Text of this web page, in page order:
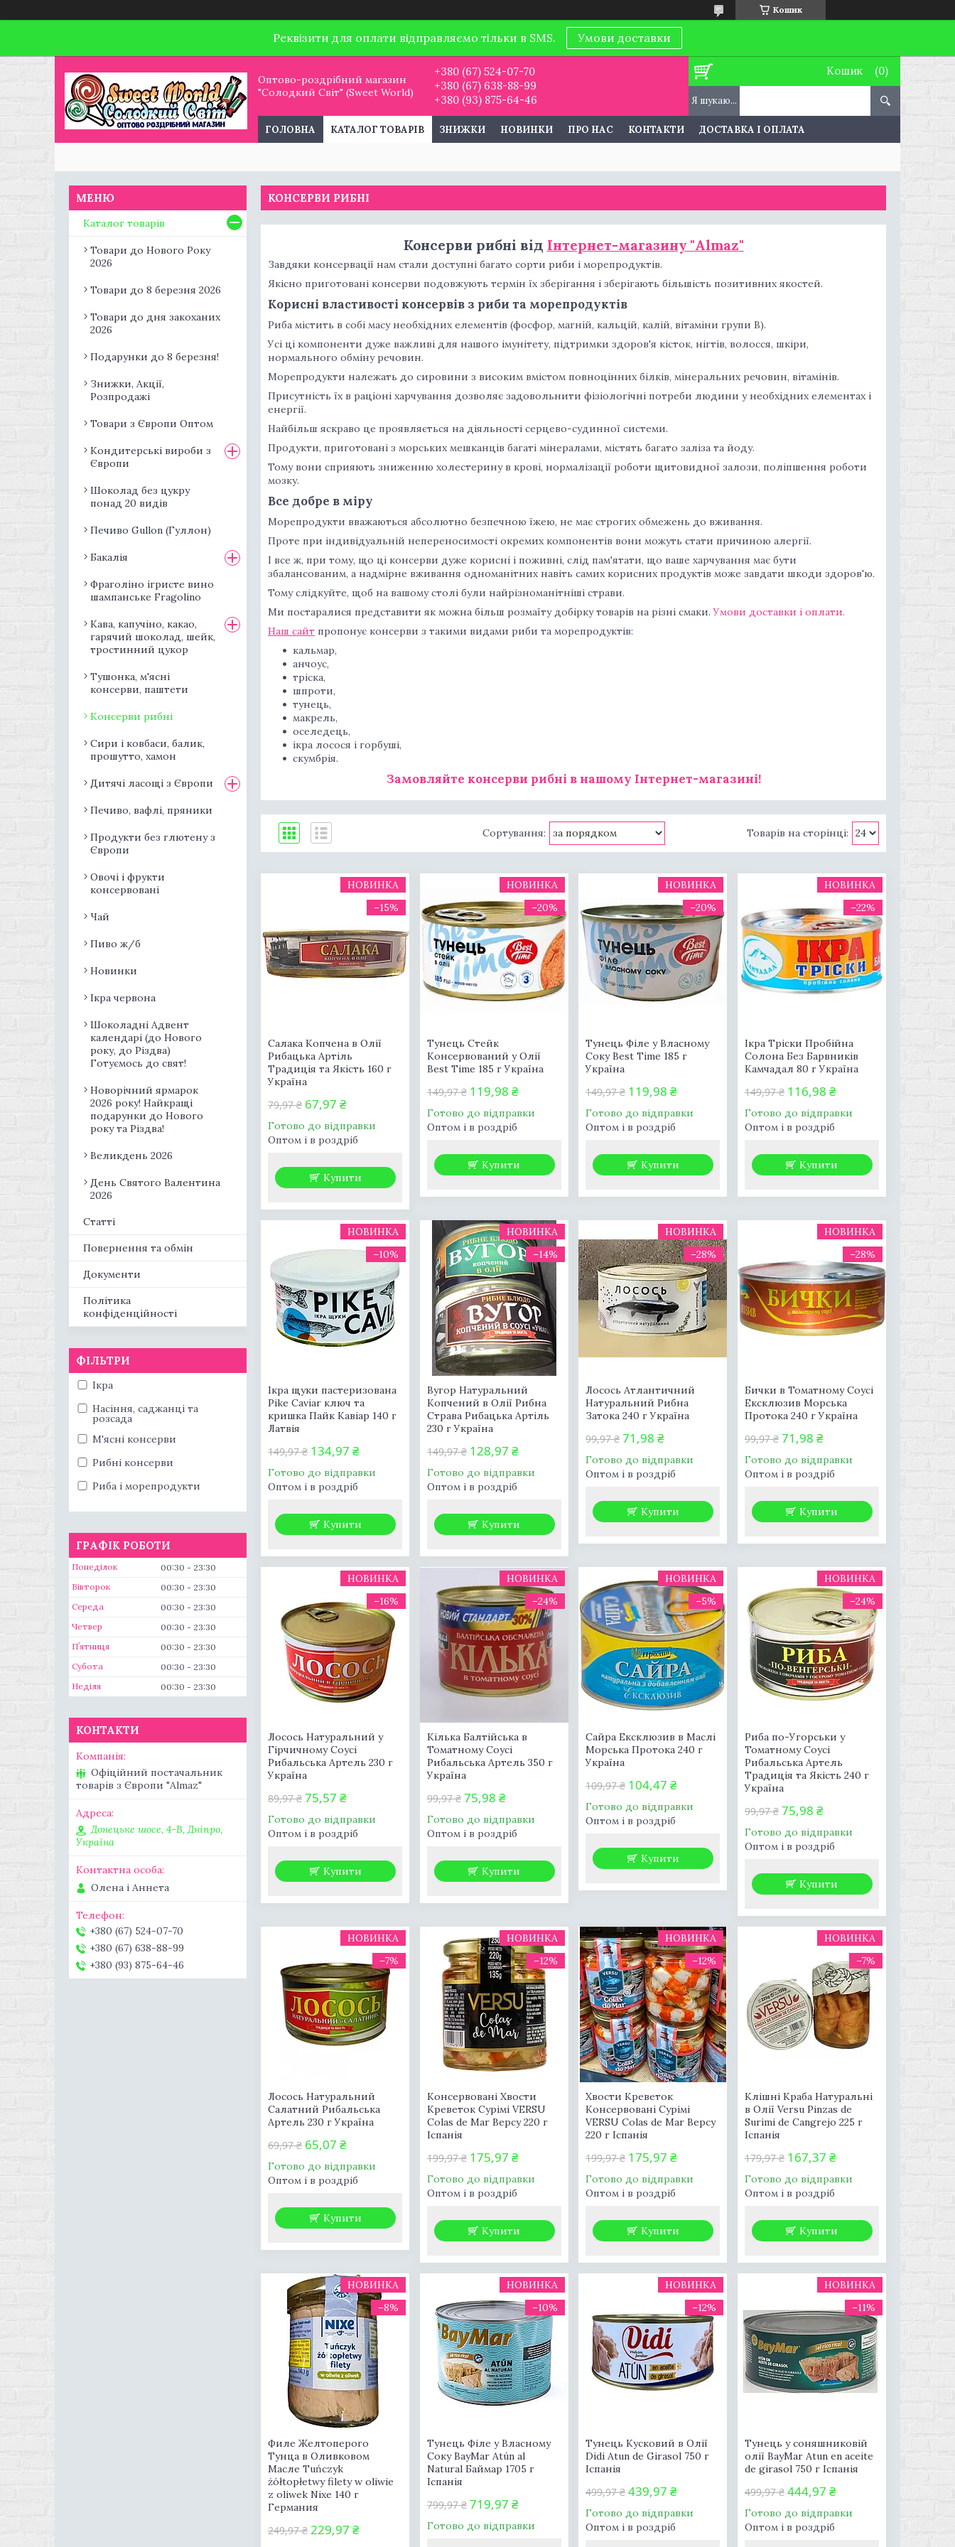
Кошик
Реквізити для оплати відправляємо тільки в SMS. Умови доставки
Оптово-роздрібний магазин
"Солодкий Світ" (Sweet World)
+380 (67) 524-07-70
+380 (67) 638-88-99
+380 (93) 875-64-46
Кошик
ГОЛОВНА КАТАЛОГ ТОВАРІВ ЗНИЖКИ НОВИНКИ ПРО НАС КОНТАКТИ ДОСТАВКА І ОПЛАТА
КОНСЕРВИ РИБНІ
Консерви рибні від Інтернет-магазину "Almaz"
Завдяки консервації нам стали доступні багато сорти риби і морепродуктів.
Якісно приготовані консерви подовжують термін їх зберігання і зберігають більшість позитивних якостей.
Корисні властивості консервів з риби та морепродуктів
Риба містить в собі масу необхідних елементів (фосфор, магній, кальцій, калій, вітаміни групи В).
Усі ці компоненти дуже важливі для нашого імунітету, підтримки здоров'я кісток, нігтів, волосся, шкіри,
нормального обміну речовин.
Морепродукти належать до сировини з високим вмістом повноцінних білків, мінеральних речовин, вітамінів.
Присутність їх в раціоні харчування дозволяє задовольнити фізіологічні потреби людини у необхідних елементах і
енергії.
Найбільш яскраво це проявляється на діяльності серцево-судинної системи.
Продукти, приготовані з морських мешканців багаті мінералами, містять багато заліза та йоду.
Тому вони сприяють зниженню холестерину в крові, нормалізації роботи щитовидної залози, поліпшення роботи
мозку.
Все добре в міру
Морепродукти вважаються абсолютно безпечною їжею, не має строгих обмежень до вживання.
Проте при індивідуальній непереносимості окремих компонентів вони можуть стати причиною алергії.
І все ж, при тому, що ці консерви дуже корисні і поживні, слід пам'ятати, що ваше харчування має бути
збалансованим, а надмірне вживання одноманітних навіть самих корисних продуктів може завдати шкоди здоров'ю.
Тому слідкуйте, щоб на вашому столі були найрізноманітніші страви.
Ми постаралися представити як можна більш розмаїту добірку товарів на різні смаки.Умови доставки і оплати.
Наш сайт пропонує консерви з такими видами риби та морепродуктів:
кальмар,
анчоус,
тріска,
шпроти,
тунець,
макрель,
оселедець,
ікра лосося і горбуші,
скумбрія.
Замовляйте консерви рибні в нашому Інтернет-магазині!
НОВИНКА
–15%
Салака Копчена в Олії
Рибацька Артіль
Традиція та Якість 160 г
Україна
79,97 ₴ 67,97 ₴
Готово до відправки
Оптом і в роздріб
Купити
НОВИНКА
–20%
Тунець Стейк
Консервований у Олії
Best Time 185 г Україна
149,97 ₴ 119,98 ₴
Готово до відправки
Оптом і в роздріб
Купити
НОВИНКА
–20%
Тунець Філе у Власному
Соку Best Time 185 г
Україна
149,97 ₴ 119,98 ₴
Готово до відправки
Оптом і в роздріб
Купити
НОВИНКА
–22%
Ікра Тріски Пробійна
Солона Без Барвників
Камчадал 80 г Україна
149,97 ₴ 116,98 ₴
Готово до відправки
Оптом і в роздріб
Купити
НОВИНКА
–10%
Ікра щуки пастеризована
Pike Caviar ключ та
кришка Пайк Кавіар 140 г
Латвія
149,97 ₴ 134,97 ₴
Готово до відправки
Оптом і в роздріб
Купити
НОВИНКА
–14%
Вугор Натуральний
Копчений в Олії Рибна
Страва Рибацька Артіль
230 г Україна
149,97 ₴ 128,97 ₴
Готово до відправки
Оптом і в роздріб
Купити
НОВИНКА
–28%
Лосось Атлантичний
Натуральний Рибна
Затока 240 г Україна
99,97 ₴ 71,98 ₴
Готово до відправки
Оптом і в роздріб
Купити
НОВИНКА
–28%
Бички в Томатному Соусі
Ексклюзив Морська
Протока 240 г Україна
99,97 ₴ 71,98 ₴
Готово до відправки
Оптом і в роздріб
Купити
НОВИНКА
–16%
Лосось Натуральний у
Гірчичному Соусі
Рибальська Артель 230 г
Україна
89,97 ₴ 75,57 ₴
Готово до відправки
Оптом і в роздріб
Купити
НОВИНКА
–24%
Кілька Балтійська в
Томатному Соусі
Рибальська Артель 350 г
Україна
99,97 ₴ 75,98 ₴
Готово до відправки
Оптом і в роздріб
Купити
НОВИНКА
–5%
Сайра Ексклюзив в Маслі
Морська Протока 240 г
Україна
109,97 ₴ 104,47 ₴
Готово до відправки
Оптом і в роздріб
Купити
НОВИНКА
–24%
Риба по-Угорськи у
Томатному Соусі
Рибальська Артель
Традиція та Якість 240 г
Україна
99,97 ₴ 75,98 ₴
Готово до відправки
Оптом і в роздріб
Купити
НОВИНКА
–7%
Лосось Натуральний
Салатний Рибальська
Артель 230 г Україна
69,97 ₴ 65,07 ₴
Готово до відправки
Оптом і в роздріб
Купити
НОВИНКА
–12%
Консервовані Хвости
Креветок Сурімі VERSU
Colas de Mar Версу 220 г
Іспанія
199,97 ₴ 175,97 ₴
Готово до відправки
Оптом і в роздріб
Купити
НОВИНКА
–12%
Хвости Креветок
Консервовані Сурімі
VERSU Colas de Mar Версу
220 г Іспанія
199,97 ₴ 175,97 ₴
Готово до відправки
Оптом і в роздріб
Купити
НОВИНКА
–7%
Клішні Краба Натуральні
в Олії Versu Pinzas de
Surimi de Cangrejo 225 г
Іспанія
179,97 ₴ 167,37 ₴
Готово до відправки
Оптом і в роздріб
Купити
НОВИНКА
–8%
Филе Желтоперого
Тунца в Оливковом
Масле Tuńczyk
żółtopłetwy filety w oliwie
z oliwek Nixe 140 г
Германия
249,97 ₴ 229,97 ₴
НОВИНКА
–10%
Тунець Філе у Власному
Соку BayMar Atún al
Natural Баймар 1705 г
Іспанія
799,97 ₴ 719,97 ₴
Готово до відправки
НОВИНКА
–12%
Тунець Кусковий в Олії
Didi Atun de Girasol 750 г
Іспанія
499,97 ₴ 439,97 ₴
Готово до відправки
Оптом і в роздріб
НОВИНКА
–11%
Тунець у соняшниковій
олії BayMar Atun en aceite
de girasol 750 г Іспанія
499,97 ₴ 444,97 ₴
Готово до відправки
Оптом і в роздріб
Каталог товарів
Товари до Нового Року
2026
Товари до 8 березня 2026
Товари до дня закоханих
2026
Подарунки до 8 березня!
Знижки, Акції,
Розпродажі
Товари з Європи Оптом
Кондитерські вироби з
Європи
Шоколад без цукру
понад 20 видів
Печиво Gullon (Гуллон)
Бакалія
Фраголіно ігристе вино
шампанське Fragolino
Кава, капучіно, какао,
гарячий шоколад, шейк,
тростинний цукор
Тушонка, м'ясні
консерви, паштети
Консерви рибні
Сири і ковбаси, балик,
прошутто, хамон
Дитячі ласощі з Європи
Печиво, вафлі, пряники
Продукти без глютену з
Європи
Овочі і фрукти
консервовані
Чай
Пиво ж/б
Новинки
Ікра червона
Шоколадні Адвент
календарі (до Нового
року, до Різдва)
Готуємось до свят!
Новорічний ярмарок
2026 року! Найкращі
подарунки до Нового
року та Різдва!
Великдень 2026
День Святого Валентина
2026
Статті
Повернення та обмін
Документи
Політика
конфіденційності
ФІЛЬТРИ
Ікра
Насіння, саджанці та
розсада
М'ясні консерви
Рибні консерви
Риба і морепродукти
ГРАФІК РОБОТИ
Понеділок 00:30
23:30
Вівторок
00:30
23:30
Середа
00:30
23:30
Четвер
00:30
23:30
Пʼятниця
00:30
23:30
Субота
00:30
23:30
Неділя
00:30 23:30
КОНТАКТИ
Офіційний постачальник
товарів з Європи "Almaz"
Донецьке шосе, 4-В, Дніпро,
Україна
Олена і Аннета
+380 (67) 524-07-70
+380 (67) 638-88-99
+380 (93) 875-64-46